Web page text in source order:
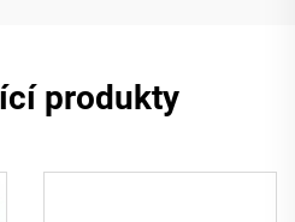
produkty